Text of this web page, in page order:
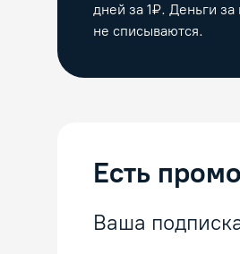
дней за 1₽. Деньги
не списываются.
Есть
Ваша